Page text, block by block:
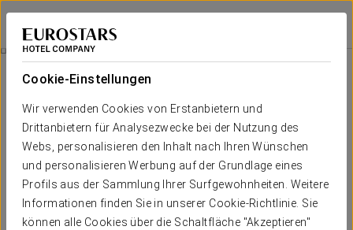
Cookie-Einstellungen
Wir verwenden Cookies von Erstanbietern und
Drittanbietern für Analysezwecke bei der Nutzung des
Webs, personalisieren den Inhalt nach Ihren Wünschen
und personalisieren Werbung auf der Grundlage eines
Profils aus der Sammlung Ihrer Surfgewohnheiten. Weitere
Informationen finden Sie in unserer Cookie-Richtlinie. Sie
können alle Cookies über die Schaltfläche "Akzeptieren"
Eurostars Louxo Talaso
PONTEVEDRA - O GROVE
Zutritt Zum Thermalclub Des Eurostars Isla De La Toja